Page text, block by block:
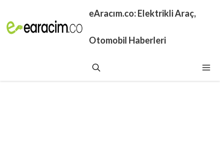
eAracım.co: Elektrikli Araç,
Otomobil Haberleri